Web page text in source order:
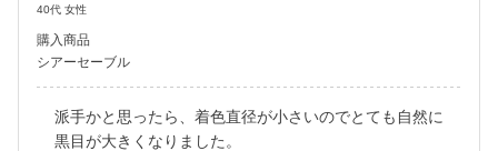
40代 女性
購入商品
シアーセーブル
派手かと思ったら、着色直径が小さいのでとても自然に
黒目が大きくなりました。